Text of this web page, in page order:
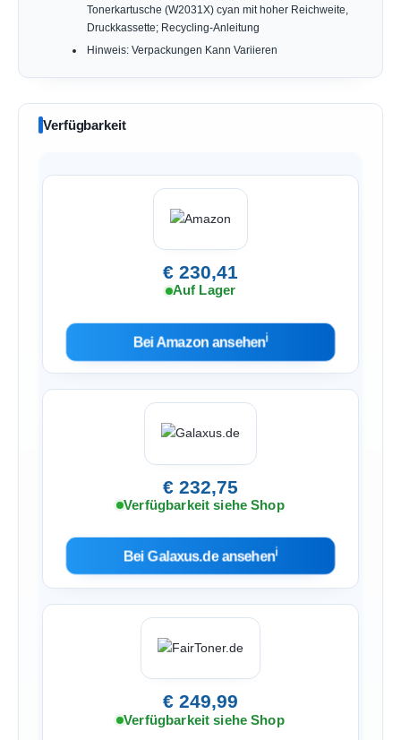
Tonerkartusche (W2031X) cyan mit hoher Reichweite,
Druckkassette; Recycling-Anleitung
Hinweis: Verpackungen Kann Variieren
Verfügbarkeit
€ 230,41
Auf Lager
Bei Amazon ansehenℹ︎
€ 232,75
Verfügbarkeit siehe Shop
Bei Galaxus.de ansehenℹ︎
€ 249,99
Verfügbarkeit siehe Shop